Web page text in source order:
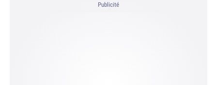
Publicité